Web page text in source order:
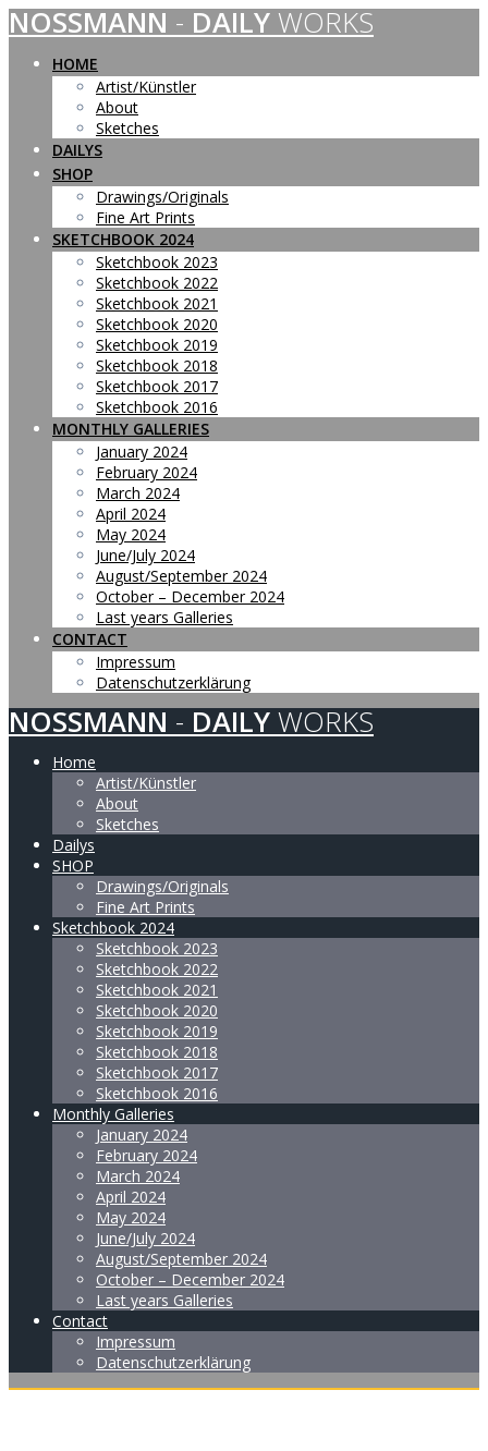
Skip
to
content
NOSSMANN - DAILY WORKS
HOME
Artist/Künstler
About
Sketches
DAILYS
SHOP
Drawings/Originals
Fine Art Prints
SKETCHBOOK 2024
Sketchbook 2023
Sketchbook 2022
Sketchbook 2021
Sketchbook 2020
Sketchbook 2019
Sketchbook 2018
Sketchbook 2017
Sketchbook 2016
MONTHLY GALLERIES
January 2024
February 2024
March 2024
April 2024
May 2024
June/July 2024
August/September 2024
October – December 2024
Last years Galleries
CONTACT
Impressum
Datenschutzerklärung
NOSSMANN - DAILY WORKS
Home
Artist/Künstler
About
Sketches
Dailys
SHOP
Drawings/Originals
Fine Art Prints
Sketchbook 2024
Sketchbook 2023
Sketchbook 2022
Sketchbook 2021
Sketchbook 2020
Sketchbook 2019
Sketchbook 2018
Sketchbook 2017
Sketchbook 2016
Monthly Galleries
January 2024
February 2024
March 2024
April 2024
May 2024
June/July 2024
August/September 2024
October – December 2024
Last years Galleries
Contact
Impressum
Datenschutzerklärung